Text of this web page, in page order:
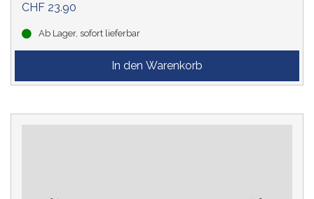
CHF 23.90
Ab Lager, sofort lieferbar